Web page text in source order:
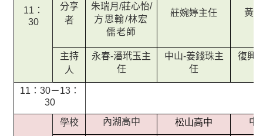
11：
30
分享
者
朱瑞月/莊心怡/
方思翰/林宏
儒老師
莊婉婷主任 黃
主持
人
永春-潘玳玉主
任
中山-姜錢珠主
任
復興-
11：30－13：
30
學校 內湖高中 松山高中 中